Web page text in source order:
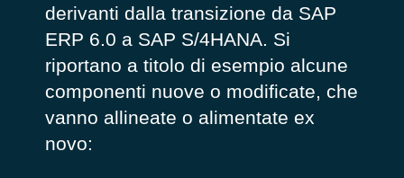
derivanti dalla transizione da SAP
ERP 6.0 a SAP S/4HANA. Si
riportano a titolo di esempio alcune
componenti nuove o modificate, che
vanno allineate o alimentate ex
novo: